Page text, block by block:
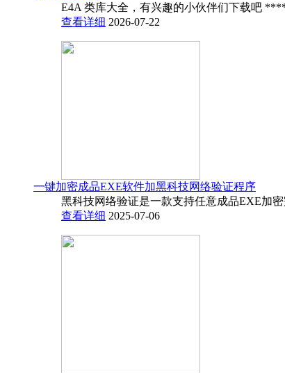
E4A 类库大全，有兴趣的小伙伴们下载吧
查看详细 2026-07-22
一键加密成品EXE软件加黑科技网络验证程序
黑科技网络验证是一款支持任意成品EXE加
查看详细 2025-07-06